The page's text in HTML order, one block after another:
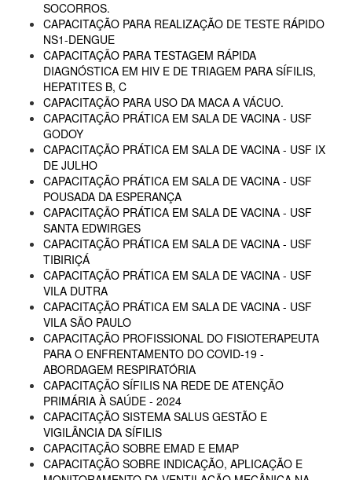
SOCORROS.
CAPACITAÇÃO PARA REALIZAÇÃO DE TESTE RÁPIDO
NS1-DENGUE
CAPACITAÇÃO PARA TESTAGEM RÁPIDA
DIAGNÓSTICA EM HIV E DE TRIAGEM PARA SÍFILIS,
HEPATITES B, C
CAPACITAÇÃO PARA USO DA MACA A VÁCUO.
CAPACITAÇÃO PRÁTICA EM SALA DE VACINA - USF
GODOY
CAPACITAÇÃO PRÁTICA EM SALA DE VACINA - USF IX
DE JULHO
CAPACITAÇÃO PRÁTICA EM SALA DE VACINA - USF
POUSADA DA ESPERANÇA
CAPACITAÇÃO PRÁTICA EM SALA DE VACINA - USF
SANTA EDWIRGES
CAPACITAÇÃO PRÁTICA EM SALA DE VACINA - USF
TIBIRIÇÁ
CAPACITAÇÃO PRÁTICA EM SALA DE VACINA - USF
VILA DUTRA
CAPACITAÇÃO PRÁTICA EM SALA DE VACINA - USF
VILA SÃO PAULO
CAPACITAÇÃO PROFISSIONAL DO FISIOTERAPEUTA
PARA O ENFRENTAMENTO DO COVID-19 -
ABORDAGEM RESPIRATÓRIA
CAPACITAÇÃO SÍFILIS NA REDE DE ATENÇÃO
PRIMÁRIA À SAÚDE - 2024
CAPACITAÇÃO SISTEMA SALUS GESTÃO E
VIGILÂNCIA DA SÍFILIS
CAPACITAÇÃO SOBRE EMAD E EMAP
CAPACITAÇÃO SOBRE INDICAÇÃO, APLICAÇÃO E